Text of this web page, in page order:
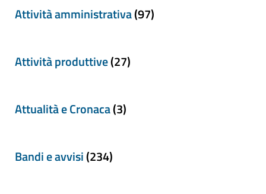
Attività amministrativa(97)
Attività produttive(27)
Attualità e Cronaca(3)
Bandi e avvisi(234)